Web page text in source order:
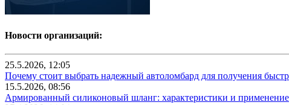
Новости организаций:
25.5.2026, 12:05
Почему стоит выбрать надежный автоломбард для получения
15.5.2026, 08:56
Армированный силиконовый шланг: характеристики и применение